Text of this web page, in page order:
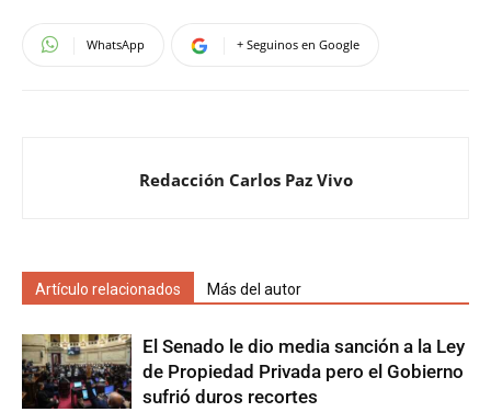
WhatsApp + Seguinos en Google
Redacción Carlos Paz Vivo
Artículo relacionados Más del autor
El Senado le dio media sanción a la Ley
de Propiedad Privada pero el Gobierno
sufrió duros recortes